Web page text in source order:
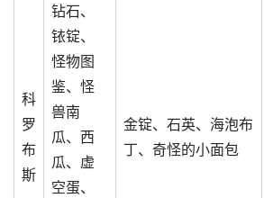
科
罗
布
斯
钻石、
铱锭、
怪物图
鉴、怪
兽南
瓜、西
瓜、虚
空蛋、
金锭、石英、海泡布
丁、奇怪的小面包